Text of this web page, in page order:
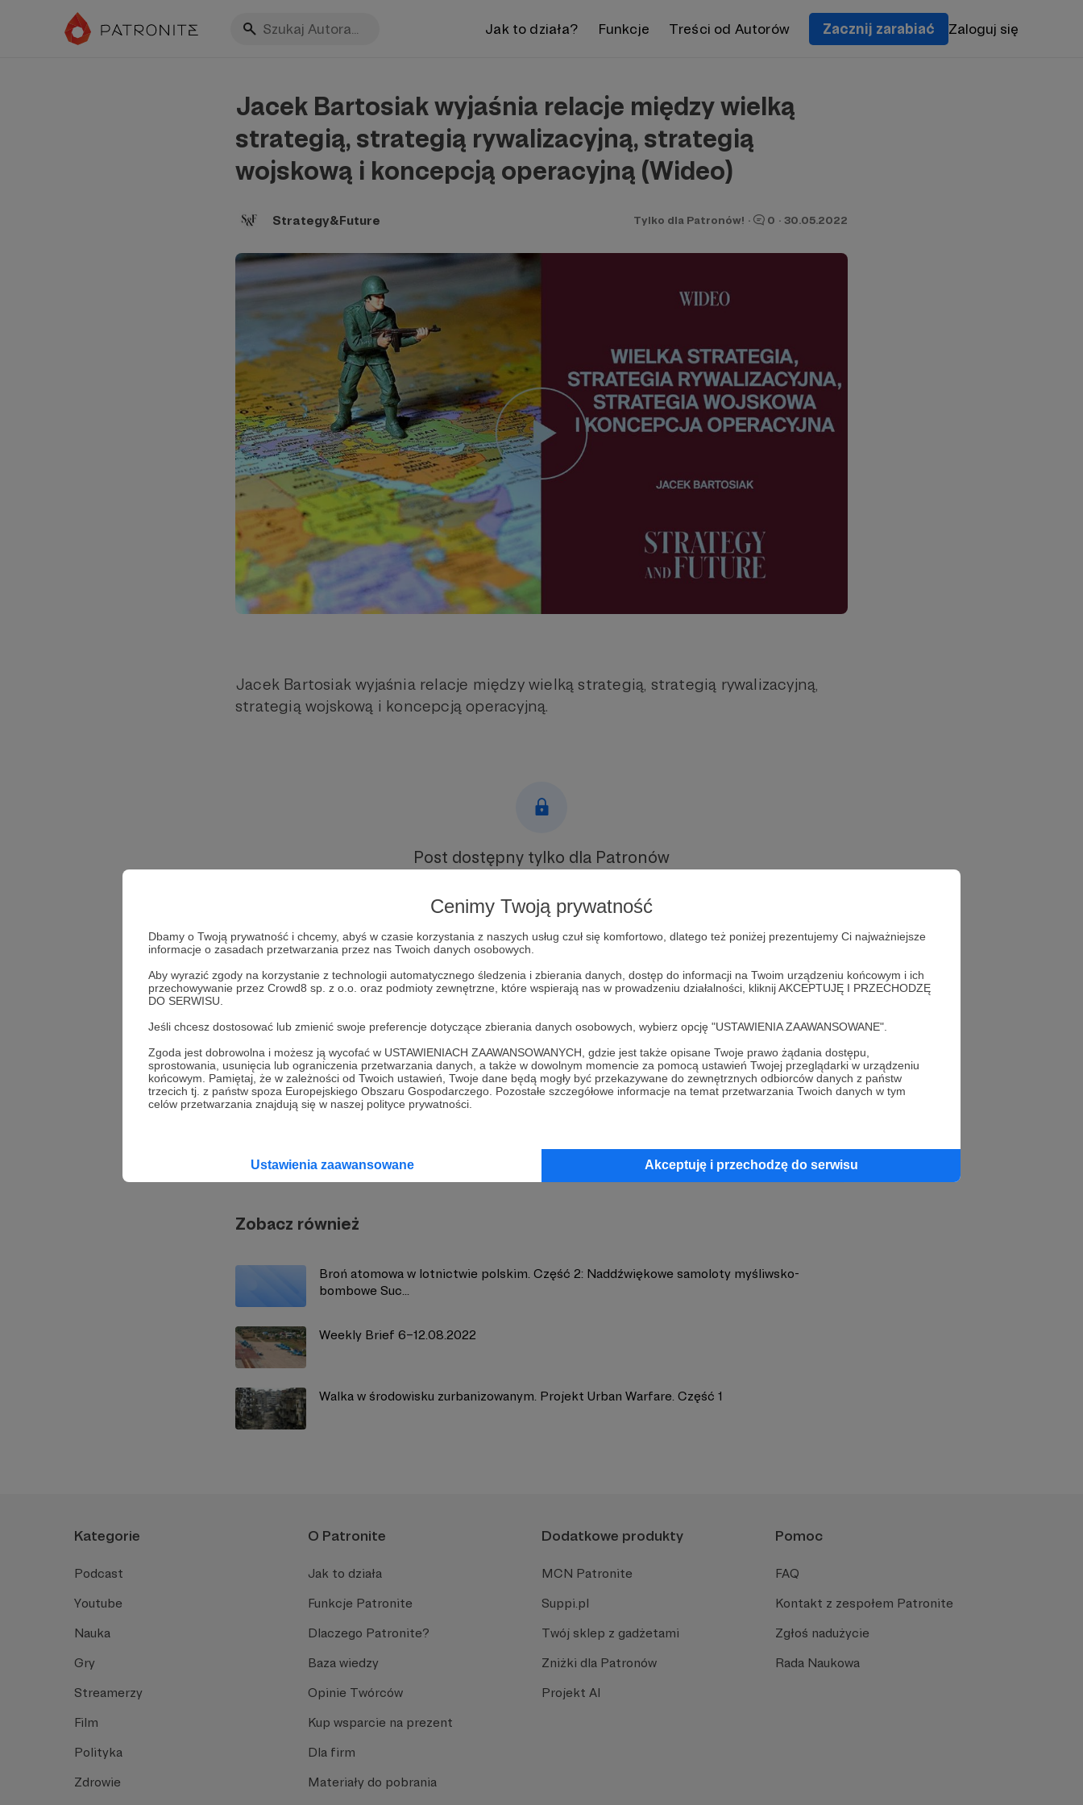
Cenimy Twoją prywatność
Dbamy o Twoją prywatność i chcemy, abyś w czasie korzystania z naszych usług czuł się komfortowo, dlatego też poniżej prezentujemy Ci najważniejsze
informacje o zasadach przetwarzania przez nas Twoich danych osobowych.
Aby wyrazić zgody na korzystanie z technologii automatycznego śledzenia i zbierania danych, dostęp do informacji na Twoim urządzeniu końcowym i ich
przechowywanie przez Crowd8 sp. z o.o. oraz podmioty zewnętrzne, które wspierają nas w prowadzeniu działalności, kliknij AKCEPTUJĘ I PRZECHODZĘ
DO SERWISU.
Jeśli chcesz dostosować lub zmienić swoje preferencje dotyczące zbierania danych osobowych, wybierz opcję "USTAWIENIA ZAAWANSOWANE".
Zgoda jest dobrowolna i możesz ją wycofać w USTAWIENIACH ZAAWANSOWANYCH, gdzie jest także opisane Twoje prawo żądania dostępu,
sprostowania, usunięcia lub ograniczenia przetwarzania danych, a także w dowolnym momencie za pomocą ustawień Twojej przeglądarki w urządzeniu
końcowym. Pamiętaj, że w zależności od Twoich ustawień, Twoje dane będą mogły być przekazywane do zewnętrznych odbiorców danych z państw
trzecich tj. z państw spoza Europejskiego Obszaru Gospodarczego. Pozostałe szczegółowe informacje na temat przetwarzania Twoich danych w tym
celów przetwarzania znajdują się w naszej polityce prywatności.
Ustawienia zaawansowane Akceptuję i przechodzę do serwisu
Jak to działa? Funkcje Treści od Autorów Zacznij zarabiać Zaloguj się
Jacek Bartosiak wyjaśnia relacje między wielką
strategią, strategią rywalizacyjną, strategią
wojskową i koncepcją operacyjną (Wideo)
Strategy&Future Tylko dla Patronów! · 0 · 30.05.2022
Jacek Bartosiak wyjaśnia relacje między wielką strategią, strategią rywalizacyjną,
strategią wojskową i koncepcją operacyjną.
Post dostępny tylko dla Patronów
Zostań Patronem
Zaloguj się
Jacek Bartosiak Wielka strategia
Udostępnij
Zobacz również
Broń atomowa w lotnictwie polskim. Część 2: Naddźwiękowe samoloty myśliwsko-
bombowe Suc...
Weekly Brief 6–12.08.2022
Walka w środowisku zurbanizowanym. Projekt Urban Warfare. Część 1
Kategorie
Podcast
Youtube
Nauka
Gry
Streamerzy
Film
Polityka
Zdrowie
O Patronite
Jak to działa
Funkcje Patronite
Dlaczego Patronite?
Baza wiedzy
Opinie Twórców
Kup wsparcie na prezent
Dla firm
Materiały do pobrania
Dodatkowe produkty
MCN Patronite
Suppi.pl
Twój sklep z gadżetami
Zniżki dla Patronów
Projekt AI
Pomoc
FAQ
Kontakt z zespołem Patronite
Zgłoś nadużycie
Rada Naukowa